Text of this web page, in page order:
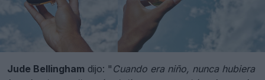
Jude Bellingham dijo: " Cuando era niño, nunca hubiera